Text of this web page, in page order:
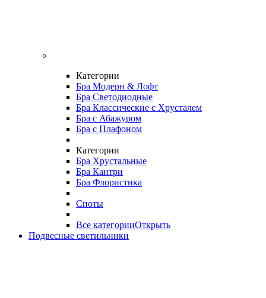
Категории
Бра Модерн & Лофт
Бра Светодиодные
Бра Классические с Хрусталем
Бра с Абажуром
Бра с Плафоном
Категории
Бра Хрустальные
Бра Кантри
Бра Флористика
Споты
Все категорииОткрыть
Подвесные светильники